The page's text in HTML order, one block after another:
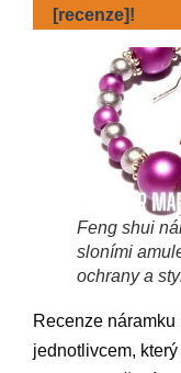
[recenze]!
Feng shui
sloními
ochrany a
Recenze
jednotlivcem,